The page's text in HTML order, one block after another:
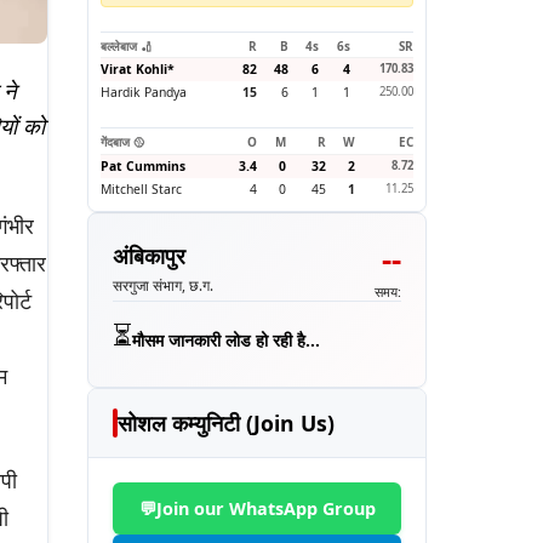
को
बल्लेबाज 🏏 R B 4s 6s
SR
Virat Kohli* 82 48 6 4 170.83
Hardik Pandya 15 6 1 1 250.00
गेंदबाज 🥎 O M R W
EC
Pat Cummins
3.4 0 32 2 8.72
Mitchell Starc 4 0 45 1 11.25
अंबिकापुर
सरगुजा संभाग, छ.ग.
--
समय:
⏳मौसम जानकारी लोड हो रही है...
सोशल कम्युनिटी (Join Us)
💬Join our WhatsApp Group